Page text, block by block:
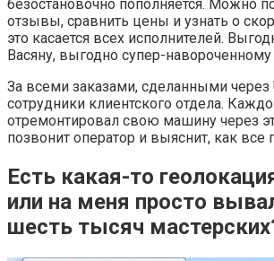
безостановочно пополняется. Можно
отзывы, сравнить цены и узнать о
это касается всех исполнителей.
Васяну, выгодно супер-навороченному
За всеми заказами, сделанными через
сотрудники клиентского отдела.
отремонтировал свою машину через
позвонит оператор и выяснит, как все
Есть какая-то
или на меня просто
шесть тысяч